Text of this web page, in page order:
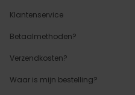
Klantenservice
Betaalmethoden?
Verzendkosten?
Waar is mijn bestelling?